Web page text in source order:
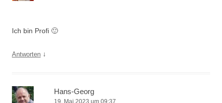
Ich bin Profi 🙂
Antworten ↓
Hans-Georg
19. Mai 2023 um 09:37